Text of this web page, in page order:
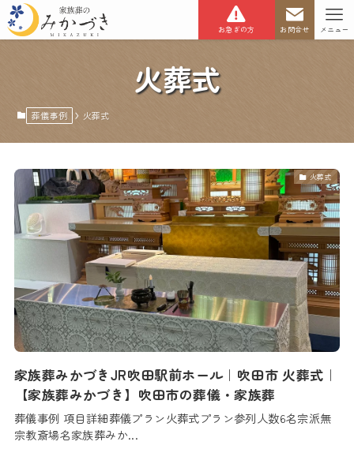
お急ぎの方 お問合せ メニュー
火葬式
葬儀事例 火葬式
火葬式
家族葬みかづきJR吹田駅前ホール｜吹田市 火葬式｜
【家族葬みかづき】吹田市の葬儀・家族葬
葬儀事例 項目詳細葬儀プラン火葬式プラン参列人数6名宗派無
宗教斎場名家族葬みか...